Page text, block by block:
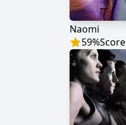
Naomi
59%Score